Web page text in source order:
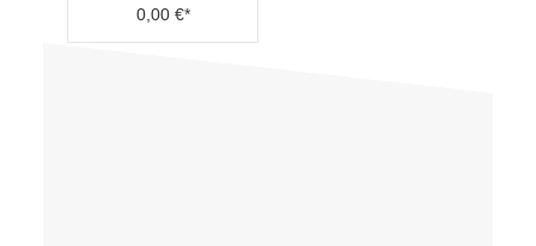
0,00 €*